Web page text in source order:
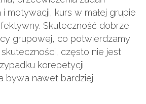
motywacji, kurs w małej grupie
Skuteczność dobrze
grupowej, co potwierdzamy
często nie jest
korepetycji
bywa nawet bardziej